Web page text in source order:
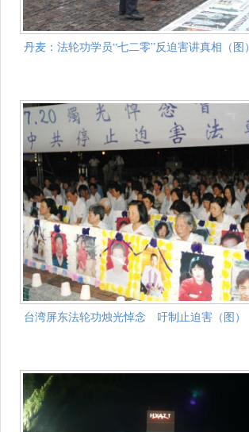
丹麦：法轮功学员“七二零”反迫害讲真相（图）
台湾屏东法轮功烛光悼念 吁制止迫害（图）